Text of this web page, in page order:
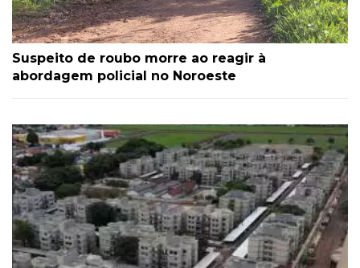
Suspeito de roubo morre ao reagir à
abordagem policial no Noroeste